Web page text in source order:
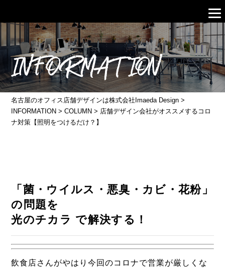
INFORMATION
名古屋のオフィス店舗デザインは株式会社Imaeda Design >
INFORMATION >COLUMN > 店舗デザイン会社がオススメするコロ
ナ対策【照明をつけるだけ？】
「菌・ウイルス・悪臭・カビ・花粉」
の問題を
光のチカラ で解決する！
飲食店さんがやはり今回のコロナで営業が厳しくな